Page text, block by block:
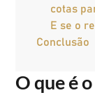
cotas
E se o
Conclusão
O que é